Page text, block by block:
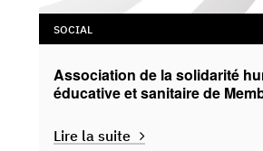
SOCIAL
Association de la solidarité
éducative et sanitaire de
Lire la suite